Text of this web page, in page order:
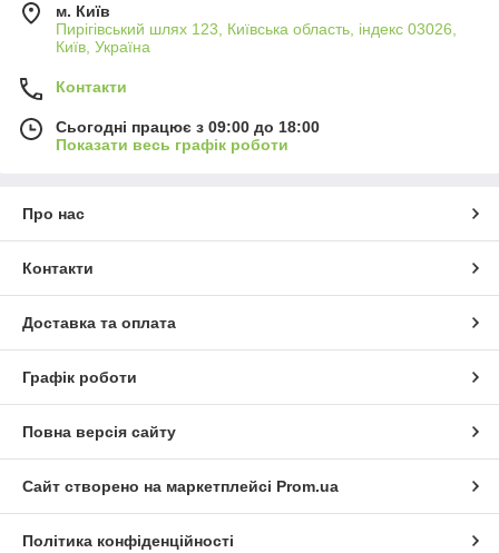
м. Київ
Пирігівський шлях 123, Київська область, індекс 03026,
Київ, Україна
Контакти
Сьогодні працює з 09:00 до 18:00
Показати весь графік роботи
Про нас
Контакти
Доставка та оплата
Графік роботи
Повна версія сайту
Сайт створено на маркетплейсі Prom.ua
Політика конфіденційності